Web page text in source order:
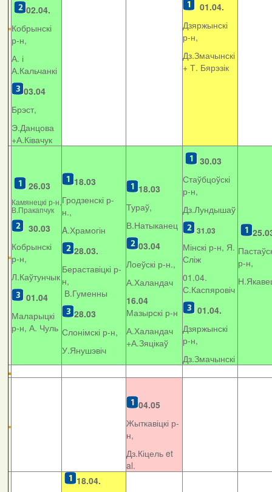
02.04.
Кобрынскі
р-н,
А. і
А.Кальчанкі
03.04
Брэст,
Э.Данцова
+А.Ківачук
01.04.
Дзяржынскі
р-н,
Дз.Змачынскі
+ Т. Бярэзік
26.03
Камянецкі р-н,
В.Пракапчук
30.03
Кобрынскі
р-н,
Л.Каўтунчык
01.04
Маларыцкі
р-н, А. Чуль
18.03
Гродзенскі р-
н.,
A.Храмогін
28.03.
Бераставіцкі р-
н,
В.Гуменны
28.03
Слонімскі р-н,
У.Янушэвіч
18.03
Тураў,
В.Натыканец
03.04
Лоеўскі р-н.,
А.Халандач
16.04
Мазырскі р-н
А.Халандач
+А.Зяцікаў
30.03
Стаўбцоўскі
р-н,
Дз.Лундышаў
31.03
Мінскі р-н, Я.
Сліж
01.04.
С.Каспяровіч
01.04.
Дзяржынскі
р-н,
Дз.Змачынскі
р-н,
04.05
Жыткавіцкі р-
н,
Дз.Кіцель et
al.
18.04.